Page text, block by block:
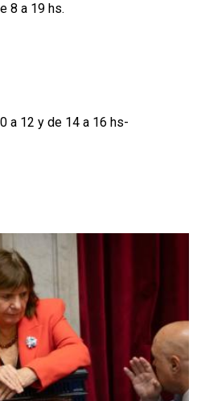
8 a 19 hs.
a 12 y de 14 a 16 hs-